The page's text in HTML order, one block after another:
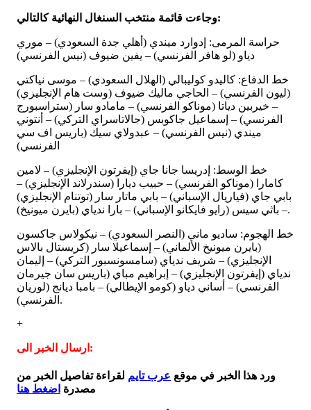
وجاءت قائمة منتخب السنغال النهائية كالتالي:
حراسة المرمى: إدوارد ميندي (أهلي جدة السعودي) – موري
دياو (لو هافر الفرنسي) – يفين ضيوف (نيس الفرنسي)
خط الدفاع: كاليدو كوليبالي (الهلال السعودي) – موسى نياكتي
(ليون الفرنسي) – الحاجي ماليك ضيوف (وست هام الإنجليزي)
– خيربين دياتا (موناكو الفرنسي) – مامادو سار (ستراسبورج
الفرنسي) – إسماعيل جاكوبس (جالاتاسراي التركي) – أنتوني
ميندي (نيس الفرنسي) – عبدولاي سيك (باريس اف سي
الفرنسي)
خط الوسط: إدريسا جانا جاي (إيفرتون الإنجليزي) – لامين
كامارا (موناكو الفرنسي) – حبيب ديارا (سندرلاند الإنجليزي) –
بابي جاي (فياريال الإسباني) – بابي ماتار سار (توتنام الإنجليزي)
– باثي سيس (رايو فايكانو الإسباني) – بارا ندياي (بايرن ميونيخ).
خط الهجوم: ساديو ماني (النصر السعودي) – نيكولاس جاكسون
(بايرن ميونيخ الألماني) – إسماعيلا سار (كريستال بالاس
الإنجليزي) – شريف ندياي (سامسونسبور التركي) – إليمان
ندياي (إيفرتون الإنجليزي) – إبراهيم مباي (باريس سان جيرمان
الفرنسي) – أساني دياو (كومو الإيطالي) – بامبا ديانج (لوريان
الفرنسي).
+
ارسال الخبر الى:
ورد هذا الخبر في موقع عرب تايم لقراءة تفاصيل الخبر من
مصدرة اضغط هنا